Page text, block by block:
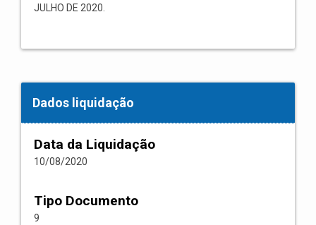
JULHO DE 2020.
Dados liquidação
Data da Liquidação
10/08/2020
Tipo Documento
9